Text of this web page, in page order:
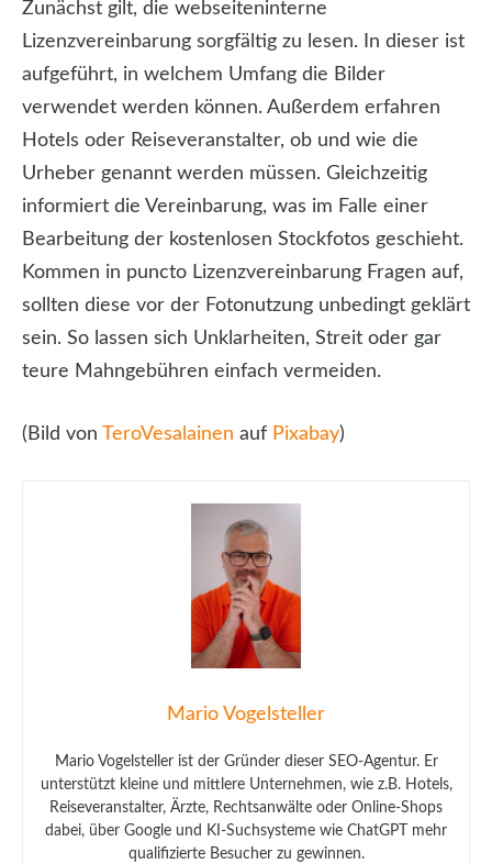
Zunächst gilt, die webseiteninterne
Lizenzvereinbarung sorgfältig zu lesen. In dieser ist
aufgeführt, in welchem Umfang die Bilder
verwendet werden können. Außerdem erfahren
Hotels oder Reiseveranstalter, ob und wie die
Urheber genannt werden müssen. Gleichzeitig
informiert die Vereinbarung, was im Falle einer
Bearbeitung der kostenlosen Stockfotos geschieht.
Kommen in puncto Lizenzvereinbarung Fragen auf,
sollten diese vor der Fotonutzung unbedingt geklärt
sein. So lassen sich Unklarheiten, Streit oder gar
teure Mahngebühren einfach vermeiden.
(Bild von TeroVesalainen auf Pixabay)
Mario Vogelsteller
Mario Vogelsteller ist der Gründer dieser SEO-Agentur. Er
unterstützt kleine und mittlere Unternehmen, wie z.B. Hotels,
Reiseveranstalter, Ärzte, Rechtsanwälte oder Online-Shops
dabei, über Google und KI-Suchsysteme wie ChatGPT mehr
qualifizierte Besucher zu gewinnen.